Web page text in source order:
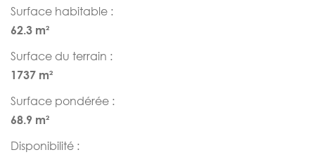
Surface habitable :
62.3 m²
Surface du terrain :
1737 m²
Surface pondérée :
68.9 m²
Disponibilité :